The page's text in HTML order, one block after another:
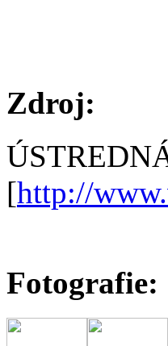
Zdroj:
[http://
Fotografie: